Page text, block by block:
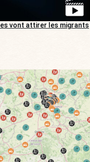
vont attirer les migrants